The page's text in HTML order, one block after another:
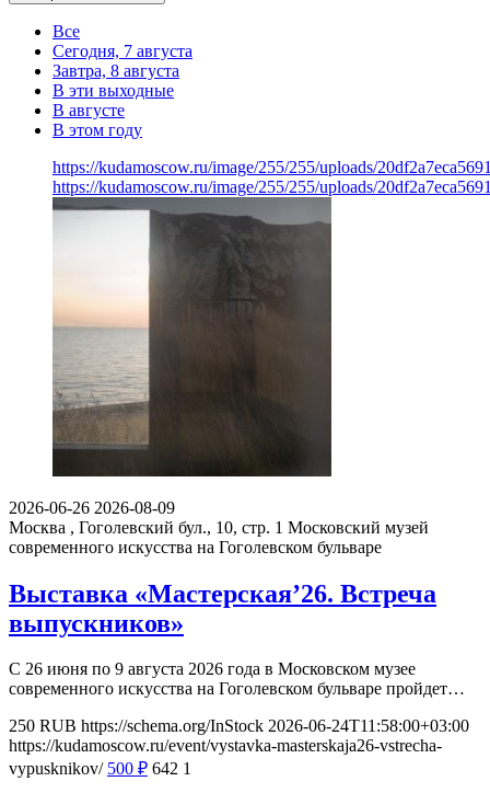
Все
Сегодня, 7 августа
Завтра, 8 августа
В эти выходные
В августе
В этом году
https://kudamoscow.ru/image/255/255/uploads/
https://kudamoscow.ru/image/255/255/uploads/
2026-06-26 2026-08-09
Москва , Гоголевский бул., 10, стр. 1 Московский музей
современного искусства на Гоголевском бульваре
Выставка «Мастерская’26. Встреча
выпускников»
С 26 июня по 9 августа 2026 года в Московском музее
современного искусства на Гоголевском бульваре пройдет…
250 RUB https://schema.org/InStock 2026-06-24T11:58:00+03:00
https://kudamoscow.ru/event/vystavka-masterskaja26-vstrecha-
vypusknikov/ 500 ₽ 642 1